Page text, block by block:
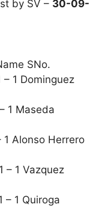
by SV – 30-09-
SNo.
– 1 Dominguez
1 Maseda
1 Alonso Herrero
– 1 Vazquez
– 1 Quiroga